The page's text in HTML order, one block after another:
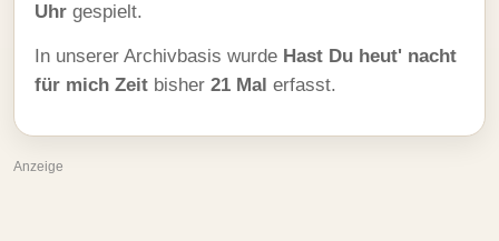
Uhr gespielt.
In unserer Archivbasis wurde Hast Du heut' nacht
für mich Zeit bisher 21 Mal erfasst.
Anzeige